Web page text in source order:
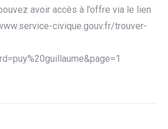
avoir accès à l’offre via le lien
civique.gouv.fr/trouver-